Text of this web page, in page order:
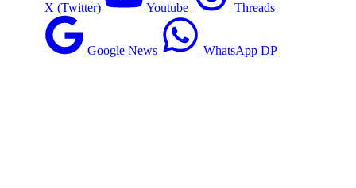
X (Twitter) Youtube Threads
Google News WhatsApp DP